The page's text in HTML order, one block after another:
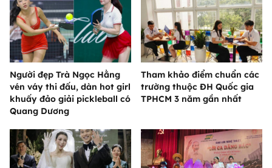
Người đẹp Trà Ngọc Hằng
vén váy thi đấu, dàn hot girl
khuấy đảo giải pickleball có
Quang Dương
Tham khảo điểm chuẩn các
trường thuộc ĐH Quốc gia
TPHCM 3 năm gần nhất